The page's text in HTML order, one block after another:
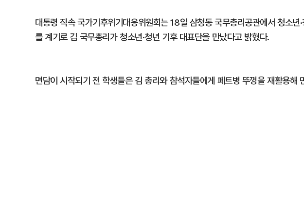
대통령 직속 국가기후위기대응위원회는 18일 삼청동 국무총리공관에서 청소
를 계기로 김 국무총리가 청소년·청년 기후 대표단을 만났다고 밝혔다.
면담이 시작되기 전 학생들은 김 총리와 참석자들에게 페트병 뚜껑을 재활용해